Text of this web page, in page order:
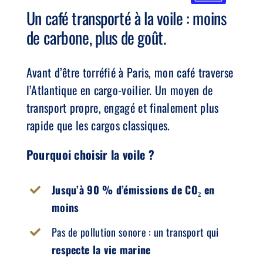
Un café transporté à la voile : moins
de carbone, plus de goût.
Avant d’être torréfié à Paris, mon café traverse
l’Atlantique en cargo-voilier. Un moyen de
transport propre, engagé et finalement plus
rapide que les cargos classiques.
Pourquoi choisir la voile ?
Jusqu’à 90 % d’émissions de CO₂ en
moins
Pas de pollution sonore : un transport qui
respecte la vie marine